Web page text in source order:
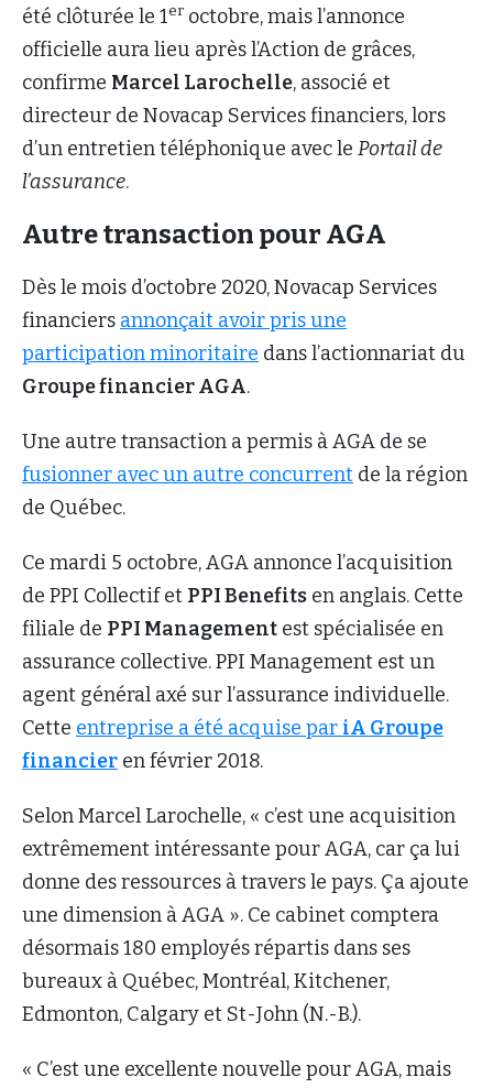
été clôturée le 1er octobre, mais l’annonce
officielle aura lieu après l’Action de grâces,
confirme Marcel Larochelle, associé et
directeur de Novacap Services financiers, lors
d’un entretien téléphonique avec le Portail de
l’assurance.
Autre transaction pour AGA
Dès le mois d’octobre 2020, Novacap Services
financiers annonçait avoir pris une
participation minoritaire dans l’actionnariat du
Groupe financier AGA.
Une autre transaction a permis à AGA de se
fusionner avec un autre concurrent de la région
de Québec.
Ce mardi 5 octobre, AGA annonce l’acquisition
de PPI Collectif et PPI Benefits en anglais. Cette
filiale de PPI Management est spécialisée en
assurance collective. PPI Management est un
agent général axé sur l’assurance individuelle.
Cette entreprise a été acquise par iA Groupe
financier en février 2018.
Selon Marcel Larochelle, « c’est une acquisition
extrêmement intéressante pour AGA, car ça lui
donne des ressources à travers le pays. Ça ajoute
une dimension à AGA ». Ce cabinet comptera
désormais 180 employés répartis dans ses
bureaux à Québec, Montréal, Kitchener,
Edmonton, Calgary et St-John (N.-B.).
« C’est une excellente nouvelle pour AGA, mais